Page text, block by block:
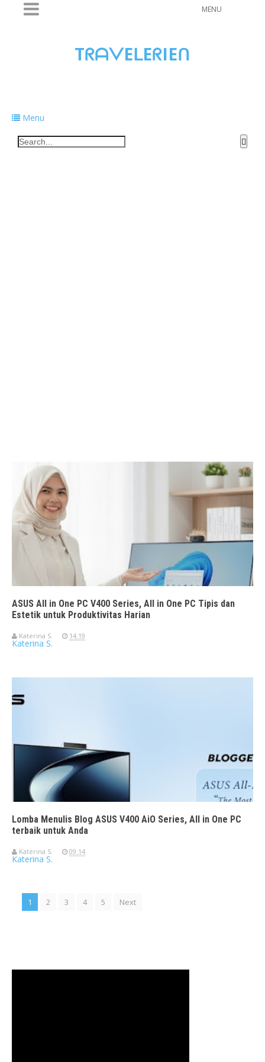
MENU
TᖇᗩᐯEᒪEᖇIEᑎ
Menu
ASUS All in One PC V400 Series, All in One PC Tipis dan
Estetik untuk Produktivitas Harian
Katerina S. 14.19
Katerina S.
Lomba Menulis Blog ASUS V400 AiO Series, All in One PC
terbaik untuk Anda
Katerina S. 09.14
Katerina S.
1 2 3 4 5 Next